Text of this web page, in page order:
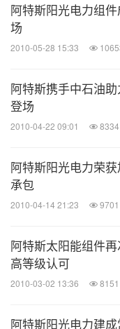
阿特斯阳光电力组
场
2010-05-28 15:33
阿特斯携手中石油
登场
2010-04-22 09:01 8334
阿特斯阳光电力荣
承包
2010-04-14 21:23 9701
阿特斯太阳能组件
高等级认可
2010-03-02 13:36 8151
阿特斯阳光电力建